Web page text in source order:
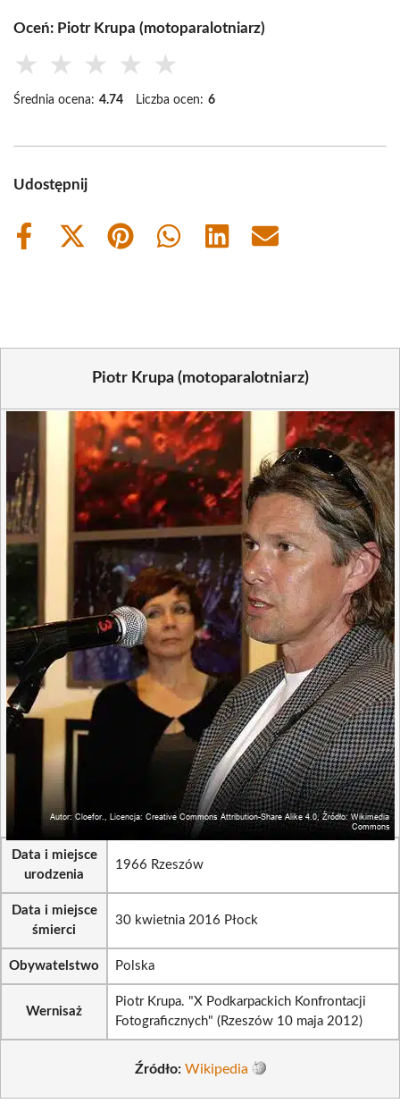
Oceń: Piotr Krupa (motoparalotniarz)
★ ★ ★ ★ ★
Średnia ocena: 4.74 Liczba ocen: 6
Udostępnij
Share
Share
Share
Share
Share
Share
Piotr Krupa (motoparalotniarz)
Data i miejsce
urodzenia
1966 Rzeszów
Data i miejsce
śmierci
30 kwietnia 2016 Płock
Obywatelstwo Polska
Wernisaż
Piotr Krupa. "X Podkarpackich Konfrontacji
Fotograficznych" (Rzeszów 10 maja 2012)
Źródło: Wikipedia